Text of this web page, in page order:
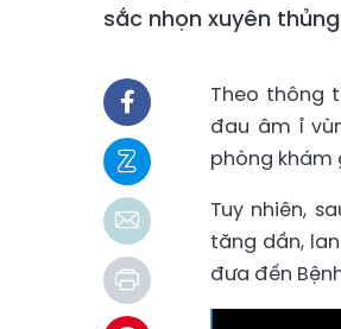
sắc nhọn xuyên
Theo thông
đau âm ỉ
phòng khám
Tuy nhiên,
tăng dần,
đưa đến